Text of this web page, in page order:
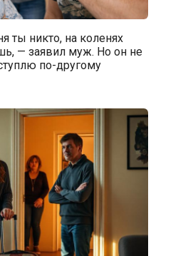
ты никто, на коленях
— заявил муж. Но он не
по-другому